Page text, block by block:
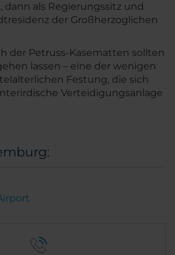
dann als Regierungssitz und
der Großherzoglichen
der Petruss-Kasematten sollten
lassen – eine der wenigen
Festung, die sich
Verteidigungsanlage